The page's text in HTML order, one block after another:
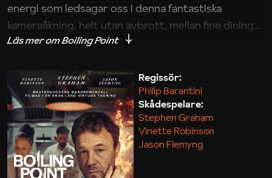
energi som ledsagar oss i denna fantastiska
kameraåkning, helt utan avbrott, mellan fine dining
och personliga problem. Och till råga på allt skall
och dinera. Självklart händer en hel del också under
ytan. Ekonomi, passion och rivalitet är tre viktiga
ingredienser. Stjärnrestaurangen kanske inte riktigt
lever upp till det som syns på den putsade fasaden.
Underbara skådespelarinsatser i ett drama där
skratt och allvar blir ett.
Regissör:
Philip Barantini
Skådespelare:
Stephen Graham
Vinette Robinson
Jason Flemyng